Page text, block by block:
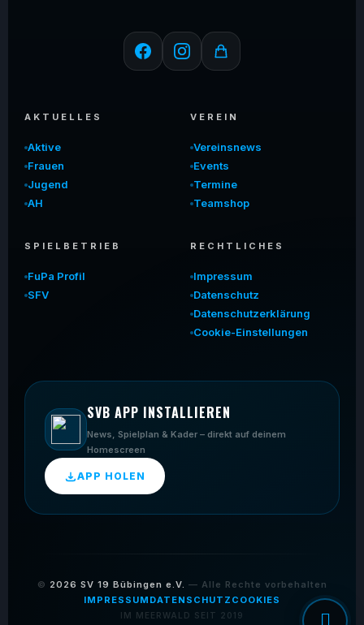
AKTUELLES
Aktive
Frauen
Jugend
AH
VEREIN
Vereinsnews
Events
Termine
Teamshop
SPIELBETRIEB
FuPa Profil
SFV
RECHTLICHES
Impressum
Datenschutz
Datenschutzerklärung
Cookie-Einstellungen
SVB APP INSTALLIEREN
News, Spielplan & Kader – direkt auf deinem
Homescreen
APP HOLEN
© 2026 SV 19 Bübingen e.V. — Alle Rechte vorbehalten
IMPRESSUM DATENSCHUTZ COOKIES
IM MEERWALD SEIT 2019